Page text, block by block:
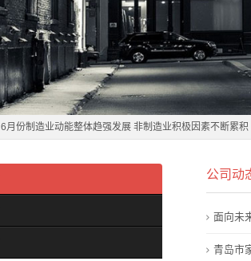
看供应链如何托起中国制造
6月份制造业动能整体趋强发展 非制造业积极因素不断累积
哈电汽轮机通过国家智能制造能力成熟度四级评估
6月份制造业动能整体趋强发展 非制造业积极因素不断累积
美妆制造重仓上海，欧洲客户锁死“沪产”严禁外发，巨头
公司动
面向未
青岛市